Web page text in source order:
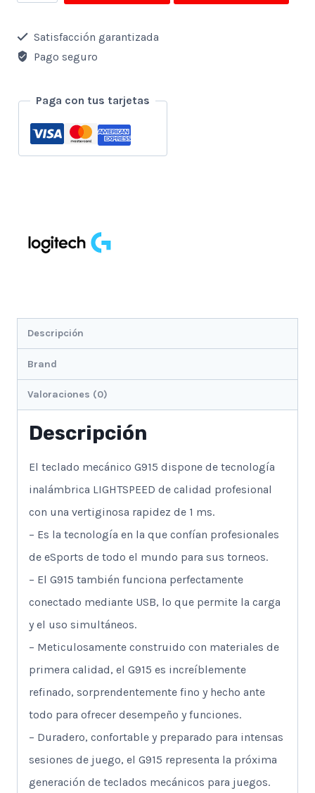
Logitech
Inalambrico
Gamer
Lightspeed
Mecanico
Bluetooth
Teclado
Numerico
Satisfacción garantizada
Pago seguro
Paga con tus tarjetas
Descripción
Brand
Valoraciones (0)
Descripción
El teclado mecánico G915 dispone de tecnología
inalámbrica LIGHTSPEED de calidad profesional
con una vertiginosa rapidez de 1 ms.
– Es la tecnología en la que confían profesionales
de eSports de todo el mundo para sus torneos.
– El G915 también funciona perfectamente
conectado mediante USB, lo que permite la carga
y el uso simultáneos.
– Meticulosamente construido con materiales de
primera calidad, el G915 es increíblemente
refinado, sorprendentemente fino y hecho ante
todo para ofrecer desempeño y funciones.
– Duradero, confortable y preparado para intensas
sesiones de juego, el G915 representa la próxima
generación de teclados mecánicos para juegos.